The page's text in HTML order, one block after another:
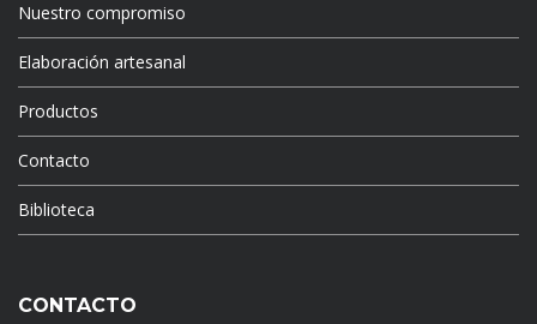
Nuestro compromiso
Elaboración artesanal
Productos
Contacto
Biblioteca
CONTACTO